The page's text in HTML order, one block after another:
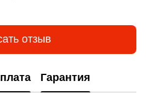
отзыв
Гарантия